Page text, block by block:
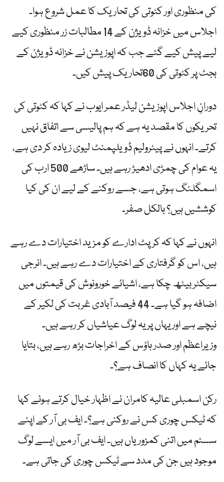
کی منظوری اور کٹوتی کی تحاریک کا عمل شروع ہوا۔
اجلاس میں خزانہ ڈویژن کے 14 مطالبات زر منظوری کیے
لیے پیش کیے گئے جب کہ اپوزیشن نے خزانہ ڈویژن کے
بجٹ پر کٹوتی کی 60تحاریک پیش کیں۔
دورانِ اجلاس اپوزیشن لیڈر عمر ایوب نے کہا کہ کٹوتی کی
تحریکوں کا مقصد یہ ہے کہ ہم پالیسی سے اتفاق نہیں
کرتے۔ انہوں نے پیٹرولیم ڈویلپمنٹ لیوی زیادہ کر دی ہے،
یہ عوام کی چمڑی ادھیڑ رہے ہیں۔ ساڑھے 500 ارب کی
اسمگلنگ ہوتی ہے، جسے روکنے کے لیے ان کی کیا
کوششیں ہیں؟ بالکل صفر۔
انہوں نے کہا کہ کرپٹ ادارے کو مزید اختیارات دے رہے
ہیں، اس کو گرفتاری کے اختیارات دے رہے ہیں۔ انرجی
سیکٹر بیٹھ چکا ہے، اشیائے خورونوش کی قیمتوں میں
اضافہ ہو گیا ہے۔ 44 فیصد آبادی غربت کی لکیر کے
نیچے ہے اور یہاں پر یہ لوگ عیاشیاں کر رہے ہیں۔
وزیراعظم اور صدر ہاؤس کے اخراجات بڑھ رہے ہیں، بتایا
جائے یہ کہاں کا انصاف ہے؟۔
رکن اسمبلی عالیہ کامران نے اظہار خیال کرتے ہوئے کہا
کہ ٹیکس چوری کس نے روکنی ہے؟۔ ایف بی آر کے اپنے
سسٹم میں اتنی کمزوریاں ہیں۔ ایف بی آر میں ایسے لوگ
موجود ہیں جن کی مدد سے ٹیکس چوری کی جاتی ہے۔